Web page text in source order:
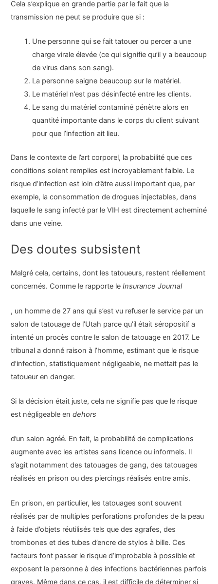
Cela s’explique en grande partie par le fait que la
transmission ne peut se produire que si :
Une personne qui se fait tatouer ou percer a une
charge virale élevée (ce qui signifie qu’il y a beaucoup
de virus dans son sang).
La personne saigne beaucoup sur le matériel.
Le matériel n’est pas désinfecté entre les clients.
Le sang du matériel contaminé pénètre alors en
quantité importante dans le corps du client suivant
pour que l’infection ait lieu.
Dans le contexte de l’art corporel, la probabilité que ces
conditions soient remplies est incroyablement faible. Le
risque d’infection est loin d’être aussi important que, par
exemple, la consommation de drogues injectables, dans
laquelle le sang infecté par le VIH est directement acheminé
dans une veine.
Des doutes subsistent
Malgré cela, certains, dont les tatoueurs, restent réellement
concernés. Comme le rapporte leInsurance Journal
, un homme de 27 ans qui s’est vu refuser le service par un
salon de tatouage de l’Utah parce qu’il était séropositif a
intenté un procès contre le salon de tatouage en 2017. Le
tribunal a donné raison à l’homme, estimant que le risque
d’infection, statistiquement négligeable, ne mettait pas le
tatoueur en danger.
Si la décision était juste, cela ne signifie pas que le risque
est négligeable endehors
d’un salon agréé. En fait, la probabilité de complications
augmente avec les artistes sans licence ou informels. Il
s’agit notamment des tatouages de gang, des tatouages
réalisés en prison ou des piercings réalisés entre amis.
En prison, en particulier, les tatouages sont souvent
réalisés par de multiples perforations profondes de la peau
à l’aide d’objets réutilisés tels que des agrafes, des
trombones et des tubes d’encre de stylos à bille. Ces
facteurs font passer le risque d’improbable à possible et
exposent la personne à des infections bactériennes parfois
graves. Même dans ce cas, il est difficile de déterminer si